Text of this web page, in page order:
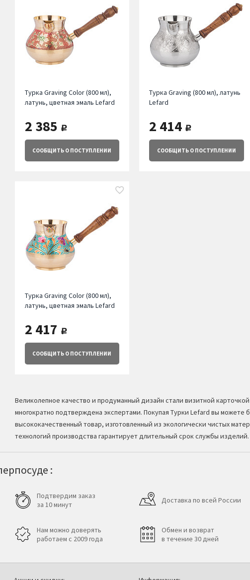
Турка Graving Color (800 мл),
латунь, цветная эмаль Lefard
2 385 руб.
СООБЩИТЬ О ПОСТУПЛЕНИИ
Турка Graving (800 мл), латунь
Lefard
2 414 руб.
СООБЩИТЬО ПОСТУПЛЕНИИ
Турка Graving Color (800 мл),
латунь, цветная эмаль Lefard
2 417 руб.
СООБЩИТЬ О ПОСТУПЛЕНИИ
Великолепное качество и продуманный дизайн стали визитной карточкой
многократно подтверждена экспертами. Покупая Турки Lefard вы можете
высококачественный товар, изготовленный из экологически чистых
технологий производства гарантирует длительный срок службы изделий.
:
Подтвердим заказ
за 10 минут
Нам можно доверять
работаем с 2009 года
Доставка по всей России
Обмен и возврат
в течение 30 дней